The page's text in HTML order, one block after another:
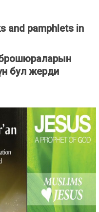
and pamphlets in
бул жерди